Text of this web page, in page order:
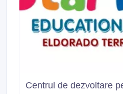
Centrul de dezvoltare